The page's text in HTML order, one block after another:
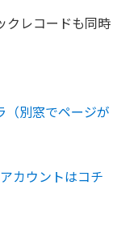
クレコードも同時
別窓でページが
カウントはコチ